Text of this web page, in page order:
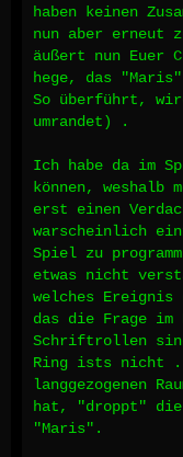
haben keinen
nun aber erneut
äußert nun Euer
hege, das
So überführt,
umrandet) .
Ich habe da im
können, weshalb
erst einen
warscheinlich
Spiel zu
etwas nicht
welches
das die Frage
Schriftrollen
Ring ists nicht
langgezogenen
hat, "droppt"
"Maris".